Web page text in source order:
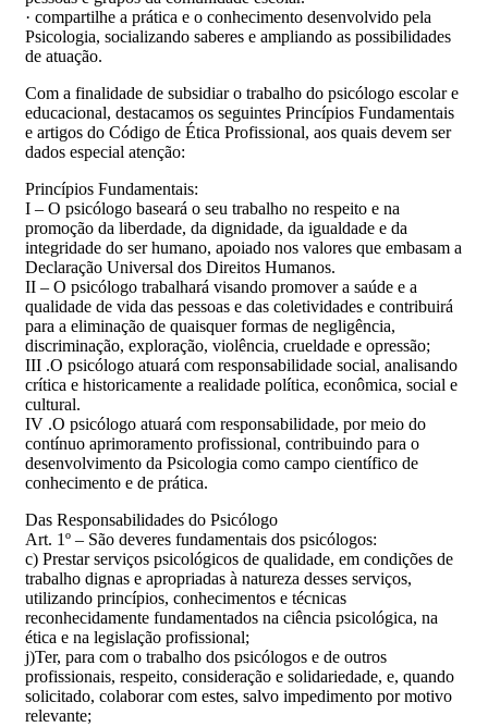
· compartilhe a prática e o conhecimento desenvolvido pela
Psicologia, socializando saberes e ampliando as possibilidades
de atuação.
Com a finalidade de subsidiar o trabalho do psicólogo escolar e
educacional, destacamos os seguintes Princípios Fundamentais
e artigos do Código de Ética Profissional, aos quais devem ser
dados especial atenção:
Princípios Fundamentais:
I – O psicólogo baseará o seu trabalho no respeito e na
promoção da liberdade, da dignidade, da igualdade e da
integridade do ser humano, apoiado nos valores que embasam a
Declaração Universal dos Direitos Humanos.
II – O psicólogo trabalhará visando promover a saúde e a
qualidade de vida das pessoas e das coletividades e contribuirá
para a eliminação de quaisquer formas de negligência,
discriminação, exploração, violência, crueldade e opressão;
III .O psicólogo atuará com responsabilidade social, analisando
crítica e historicamente a realidade política, econômica, social e
cultural.
IV .O psicólogo atuará com responsabilidade, por meio do
contínuo aprimoramento profissional, contribuindo para o
desenvolvimento da Psicologia como campo científico de
conhecimento e de prática.
Das Responsabilidades do Psicólogo
Art. 1º – São deveres fundamentais dos psicólogos:
c) Prestar serviços psicológicos de qualidade, em condições de
trabalho dignas e apropriadas à natureza desses serviços,
utilizando princípios, conhecimentos e técnicas
reconhecidamente fundamentados na ciência psicológica, na
ética e na legislação profissional;
j)Ter, para com o trabalho dos psicólogos e de outros
profissionais, respeito, consideração e solidariedade, e, quando
solicitado, colaborar com estes, salvo impedimento por motivo
relevante;